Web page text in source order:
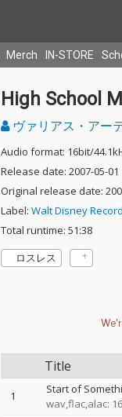
Merch IN-STORE
High School
ヴァリアス・アー
Audio format: 16bit/
Release date: 2007-05-01
Original release date:
Label: Walt Disney
Total runtime: 51:38
ロスレス
Title
1 Start of
wav,flac,alac: